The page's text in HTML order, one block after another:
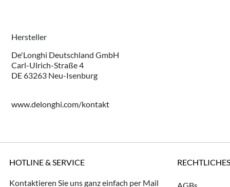
Hersteller
De'Longhi Deutschland GmbH
Carl-Ulrich-Straße 4
DE 63263 Neu-Isenburg
www.delonghi.com/kontakt
HOTLINE & SERVICE
Kontaktieren Sie uns ganz einfach per Mail
RECHTLICHES
AGBs